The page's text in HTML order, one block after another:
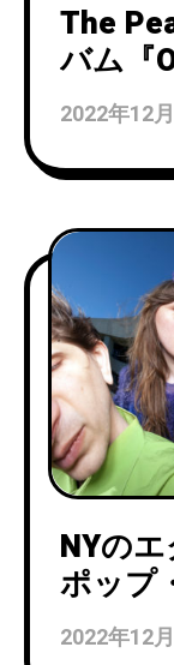
The
バム『
グル「
開！
2022年12
NYの
ポップ
Sister
2022年12